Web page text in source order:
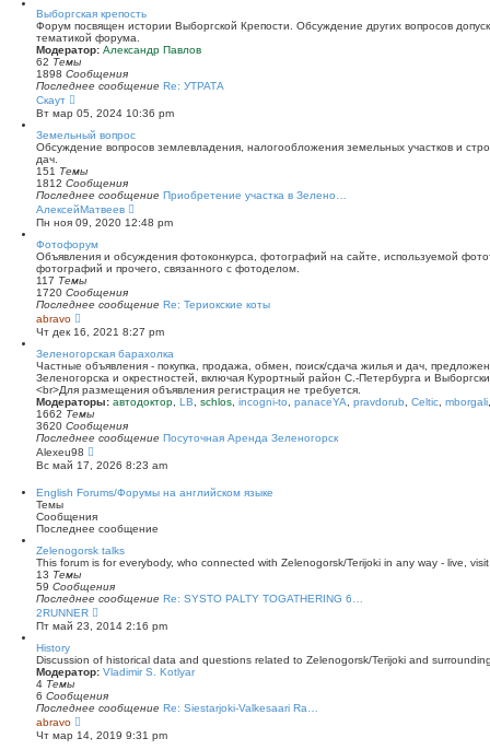
е
д
н
е
м
у
с
б
е
н
ю
е
й
т
и
к
п
о
л
е
д
н
е
м
у
с
о
б
е
н
и
ю
Выборгская крепость
Форум посвящен истории Выборгской Крепости. Обсуждение других вопросов
тематикой форума.
Модератор: Александр Павлов
62 Темы
1898 Сообщения
Последнее сообщение Re: УТРАТА
Скаут
е
р
е
й
т
и
к
п
о
с
л
е
д
н
е
м
у
с
о
о
щ
е
н
и
ю
Вт мар 05, 2024 10:36 pm
Земельный вопрос
Обсуждение вопросов землевладения, налогообложения земельных участков и
дач.
151 Темы
1812 Сообщения
Последнее сообщение Приобретение участка в Зелено…
АлексейМатвеев
е
р
й
т
п
с
л
е
д
н
е
м
у
о
щ
н
Пн ноя 09, 2020 12:48 pm
Фотофорум
Объявления и обсуждения фотоконкурса, фотографий на сайте, используемой
фотографий и прочего, связанного с фотоделом.
117 Темы
1720 Сообщения
Последнее сообщение Re: Териокские коты
abravo
е
р
е
й
т
и
к
п
о
с
л
е
д
е
у
с
о
б
щ
е
н
и
ю
Чт дек 16, 2021 8:27 pm
Зеленогорская барахолка
Частные объявления - покупка, продажа, обмен, поиск/сдача жилья и дач,
Зеленогорска и окрестностей, включая Курортный район С.-Петербурга и
<br>Для размещения объявления регистрация не требуется.
Модераторы: автодоктор LB schlos incogni-to panaceYA pravdorub Celtic mborgali
1662 Темы
3620 Сообщения
Последнее сообщение Посуточная Аренда Зеленогорск
Alexeu98
е
р
й
и
к
п
о
с
е
д
н
е
с
о
б
щ
н
Вс май 17, 2026 8:23 am
English Forums/Форумы на английском языке
Темы
Сообщения
Последнее сообщение
Zelenogorsk talks
This forum is for everybody, who connected with Zelenogorsk/Terijoki in any way - live,
13 Темы
59 Сообщения
Последнее сообщение Re: SYSTO PALTY TOGATHERING 6…
2RUNNER
е
р
й
т
к
п
с
л
Пт май 23, 2014 2:16 pm
History
Discussion of historical data and questions related to Zelenogorsk/Terijoki and
Модератор: Vladimir S. Kotlyar
4 Темы
6 Сообщения
Последнее сообщение Re: Siestarjoki-Valkesaari Ra…
abravo
е
р
Чт мар 14, 2019 9:31 pm